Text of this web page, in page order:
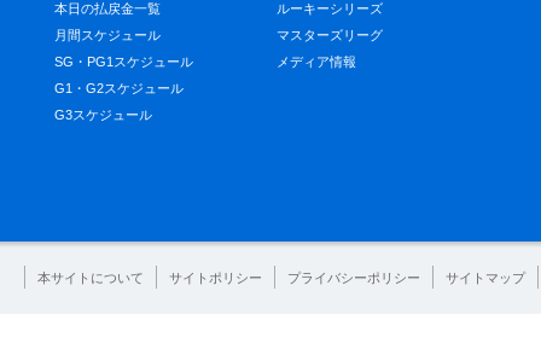
本日の払戻金一覧
月間スケジュール
SG・PG1スケジュール
G1・G2スケジュール
G3スケジュール
ルーキーシリーズ
マスターズリーグ
メディア情報
本サイトについて サイトポリシー プライバシーポリシー サイトマップ